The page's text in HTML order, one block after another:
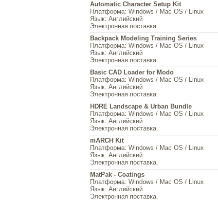
Automatic Character Setup Kit
Платформа: Windows / Mac OS / Linux
Язык: Английский
Электронная поставка.
Backpack Modeling Training Series
Платформа: Windows / Mac OS / Linux
Язык: Английский
Электронная поставка.
Basic CAD Loader for Modo
Платформа: Windows / Mac OS / Linux
Язык: Английский
Электронная поставка.
HDRE Landscape & Urban Bundle
Платформа: Windows / Mac OS / Linux
Язык: Английский
Электронная поставка.
mARCH Kit
Платформа: Windows / Mac OS / Linux
Язык: Английский
Электронная поставка.
MatPak - Coatings
Платформа: Windows / Mac OS / Linux
Язык: Английский
Электронная поставка.